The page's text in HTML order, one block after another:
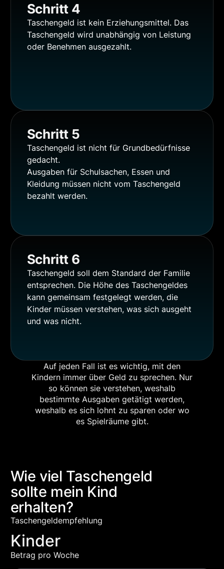
Schritt 4
Taschengeld ist kein Erziehungsmittel. Das
Taschengeld wird unabhängig von Leistung
oder Benehmen ausgezahlt.
Schritt 5
Taschengeld ist nicht für Grundbedürfnisse
gedacht.
Ausgaben für Schulsachen, Essen und
Kleidung müssen nicht vom Taschengeld
bezahlt werden.
Schritt 6
Taschengeld soll dem Standard der Familie
entsprechen. Die Höhe des Taschengeldes
kann gemeinsam festgelegt werden, die
Kinder müssen verstehen, was sich ausgeht
und was nicht.
Auf jeden Fall ist es wichtig, mit den
Kindern immer über Geld zu sprechen. Nur
so können sie verstehen, weshalb
bestimmte Ausgaben getätigt werden,
weshalb es sich lohnt zu sparen oder wo
es Spielräume gibt.
Wie viel Taschengeld
sollte mein Kind
erhalten?
Taschengeldempfehlung
Kinder
Betrag pro Woche